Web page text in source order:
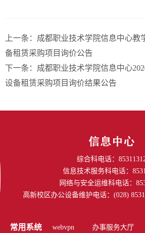
上一条： 成都职业技术学院信息中心教
备租赁采购项目询价公告
下一条： 成都职业技术学院信息中心
设备租赁采购项目询价结果公告
综合科电话：
信息技术服务科电话：
网络与安全运维科电话：
高新校区办公设备维护电话：(028)
常用系统 webvpn 办事服务大厅